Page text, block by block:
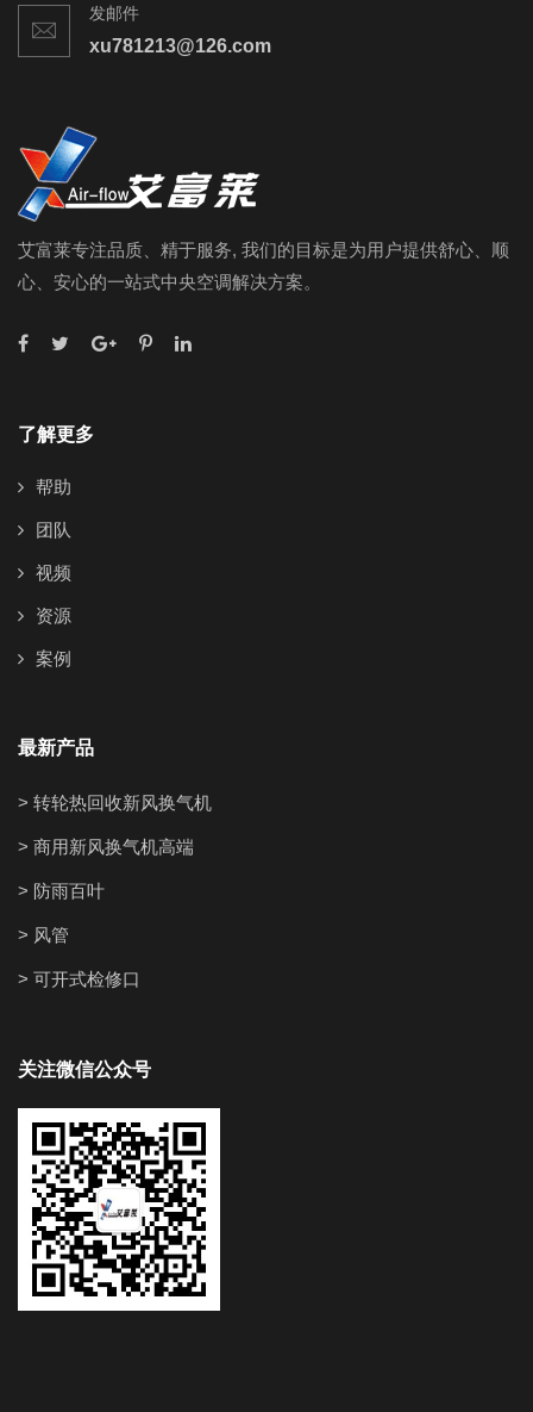
发邮件
xu781213@126.com
艾富莱专注品质、精于服务, 我们的目标是为用户提供舒心、顺
心、安心的一站式中央空调解决方案。
了解更多
帮助
团队
视频
资源
案例
最新产品
> 转轮热回收新风换气机
> 商用新风换气机高端
> 防雨百叶
> 风管
> 可开式检修口
关注微信公众号